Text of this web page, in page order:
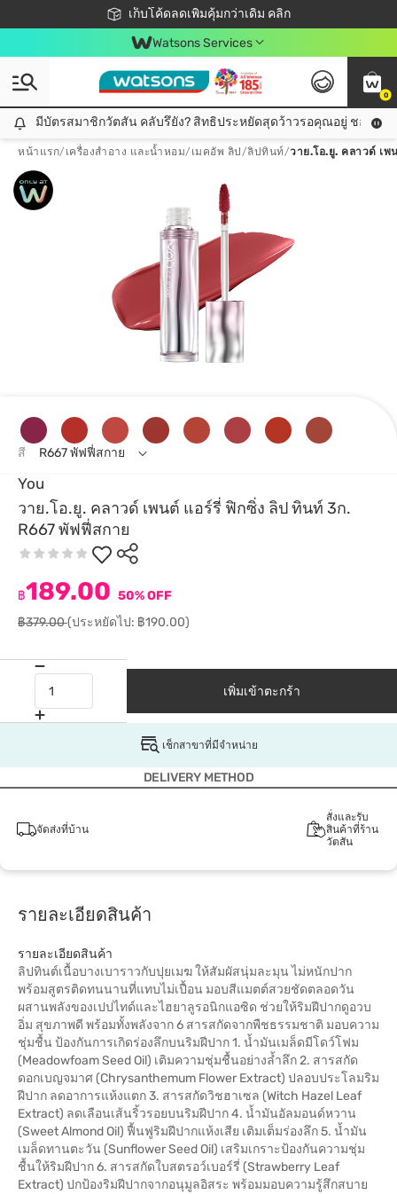
เก็บโค้ดลดเพิ่มคุ้มกว่าเดิม คลิก
ชอปออนไลน์ครั้งแรก ลดเพิ่มจุก ๆ 10%! 🎉
📦ส่งฟรี! เมื่อชอป 499฿
สมาชิกวัตสัน คลับดียังไง?
Watsons Services
0
มีบัตรสมาชิกวัตสัน คลับรึยัง? สิทธิประหยัดสุดว้าวรอคุณอยู่ ชอปคุ้มกว่าเดิม คลิก!
มีบัตรสมาชิกวัตสัน คลับรึยัง? สิทธิประหยัดสุดว้าวรอคุณอยู่ ชอปคุ้มก
หน้าแรก/ เครื่องสำอาง และน้ำหอม/ เมคอัพ ลิป /ลิปทินท์/วาย.โอ.ยู. คลาวด์ เ
You
วาย.โอ.ยู. คลาวด์ เพนต์ แอร์รี่ ฟิกซิ่ง ลิป ทินท์ 3ก.
R667 พัฟฟี่สกาย
฿189.00 50% OFF
฿379.00(ประหยัดไป: ฿190.00)
สี R667 พัฟฟี่สกาย
เพิ่มเข้าตะกร้า
เช็กสาขาที่มีจำหน่าย
DELIVERY METHOD
จัดส่งที่บ้าน
สั่งและรับ
สินค้าที่ร้าน
วัตสัน
รายละเอียดสินค้า
รายละเอียดสินค้า
ลิปทินต์เนื้อบางเบาราวกับปุยเมฆ ให้สัมผัสนุ่มละมุน ไม่หนักปาก
พร้อมสูตรติดทนนานที่แทบไม่เปื้อน มอบสีแมตต์สวยชัดตลอดวัน
ผสานพลังของเปปไทด์และไฮยาลูรอนิกแอซิด ช่วยให้ริมฝีปากดูอวบ
อิ่ม สุขภาพดี พร้อมทั้งพลังจาก 6 สารสกัดจากพืชธรรมชาติ มอบความ
ชุ่มชื้น ป้องกันการเกิดร่องลึกบนริมฝีปาก 1. น้ำมันเมล็ดมีโดว์โฟม
(Meadowfoam Seed Oil) เติมความชุ่มชื้นอย่างล้ำลึก 2. สารสกัด
ดอกเบญจมาศ (Chrysanthemum Flower Extract) ปลอบประโลมริม
ฝีปาก ลดอาการแห้งแตก 3. สารสกัดวิชฮาเซล (Witch Hazel Leaf
Extract) ลดเลือนเส้นริ้วรอยบนริมฝีปาก 4. น้ำมันอัลมอนด์หวาน
(Sweet Almond Oil) ฟื้นฟูริมฝีปากแห้งเสีย เติมเต็มร่องลึก 5. น้ำมัน
เมล็ดทานตะวัน (Sunflower Seed Oil) เสริมเกราะป้องกันความชุ่ม
ชื้นให้ริมฝีปาก 6. สารสกัดใบสตรอว์เบอร์รี่ (Strawberry Leaf
Extract) ปกป้องริมฝีปากจากอนุมูลอิสระ พร้อมมอบความรู้สึกสบาย